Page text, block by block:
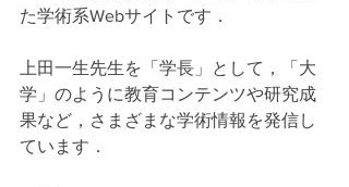
た学術系Webサイトです．
上田一生先生を「学長」として，「大
学」のように教育コンテンツや研究成
果など，さまざまな学術情報を発信し
ています．